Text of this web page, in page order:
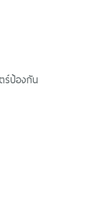
ร์ป้องกัน